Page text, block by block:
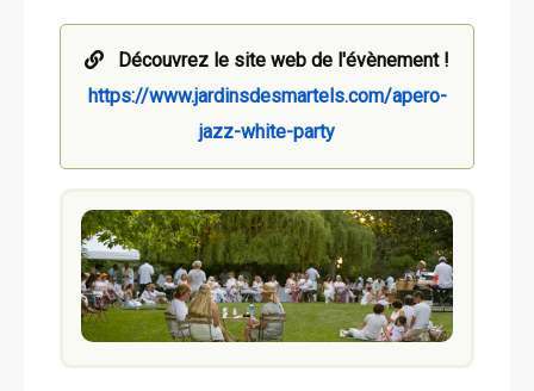
Découvrez le site web de l'évènement !
https://www.jardinsdesmartels.com/apero-
jazz-white-party